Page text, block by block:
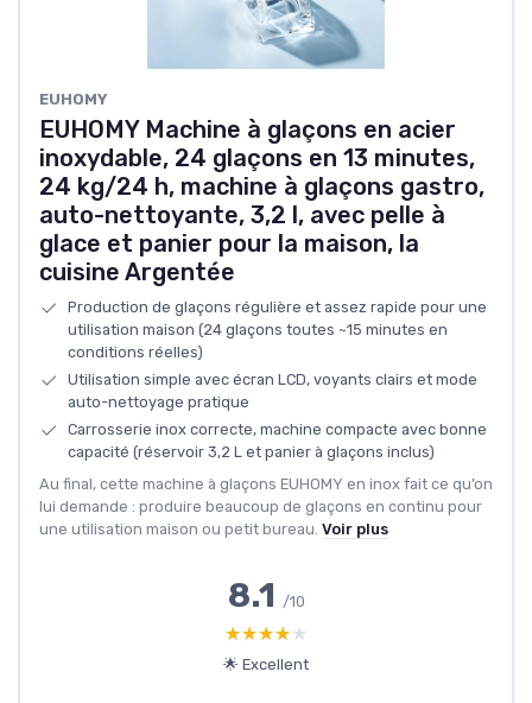
EUHOMY
EUHOMY Machine à glaçons en acier
inoxydable, 24 glaçons en 13 minutes,
24 kg/24 h, machine à glaçons gastro,
auto-nettoyante, 3,2 l, avec pelle à
glace et panier pour la maison, la
cuisine Argentée
Production de glaçons régulière et assez rapide pour une
utilisation maison (24 glaçons toutes ~15 minutes en
conditions réelles)
Utilisation simple avec écran LCD, voyants clairs et mode
auto-nettoyage pratique
Carrosserie inox correcte, machine compacte avec bonne
capacité (réservoir 3,2 L et panier à glaçons inclus)
Au final, cette machine à glaçons EUHOMY en inox fait ce qu’on
lui demande : produire beaucoup de glaçons en continu pour
une utilisation maison ou petit bureau. Voir plus
8.1 /10
★★★★★
★★★★★
🌟 Excellent